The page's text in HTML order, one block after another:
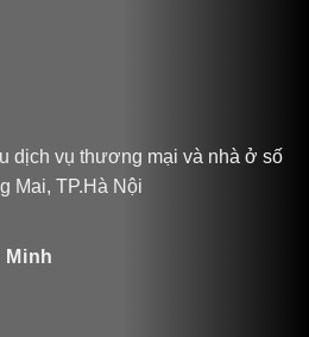
dịch vụ thương mại và nhà ở số
Mai, TP.Hà Nội
Minh